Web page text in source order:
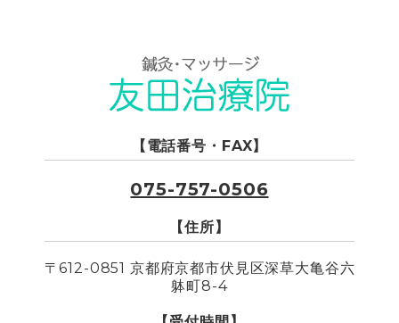
【電話番号・FAX】
075-757-0506
【住所】
〒612-0851 京都府京都市伏見区深草大亀谷六
躰町8-4